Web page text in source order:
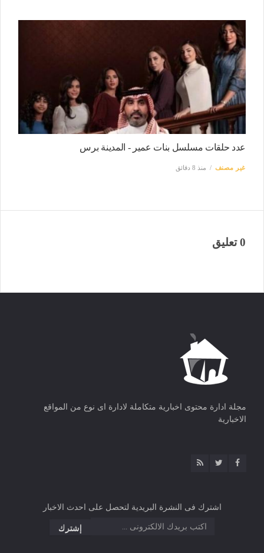
عدد حلقات مسلسل بنات عمير - المدينة برس
غير مصنف منذ 8 دقائق
0 تعليق
مجلة ادارة محتوى اخبارية متكاملة لادارة اى نوع من المواقع
الاخبارية
اشترك فى النشرة البريدية لتحصل على احدث الاخبار